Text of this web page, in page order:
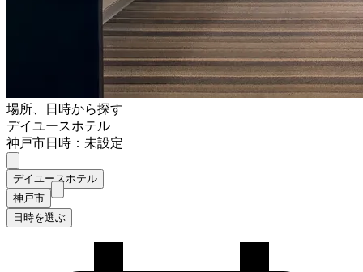
場所、日時から探す
デイユースホテル
神戸市日時：未設定
デイユースホテル
神戸市
日時を選ぶ